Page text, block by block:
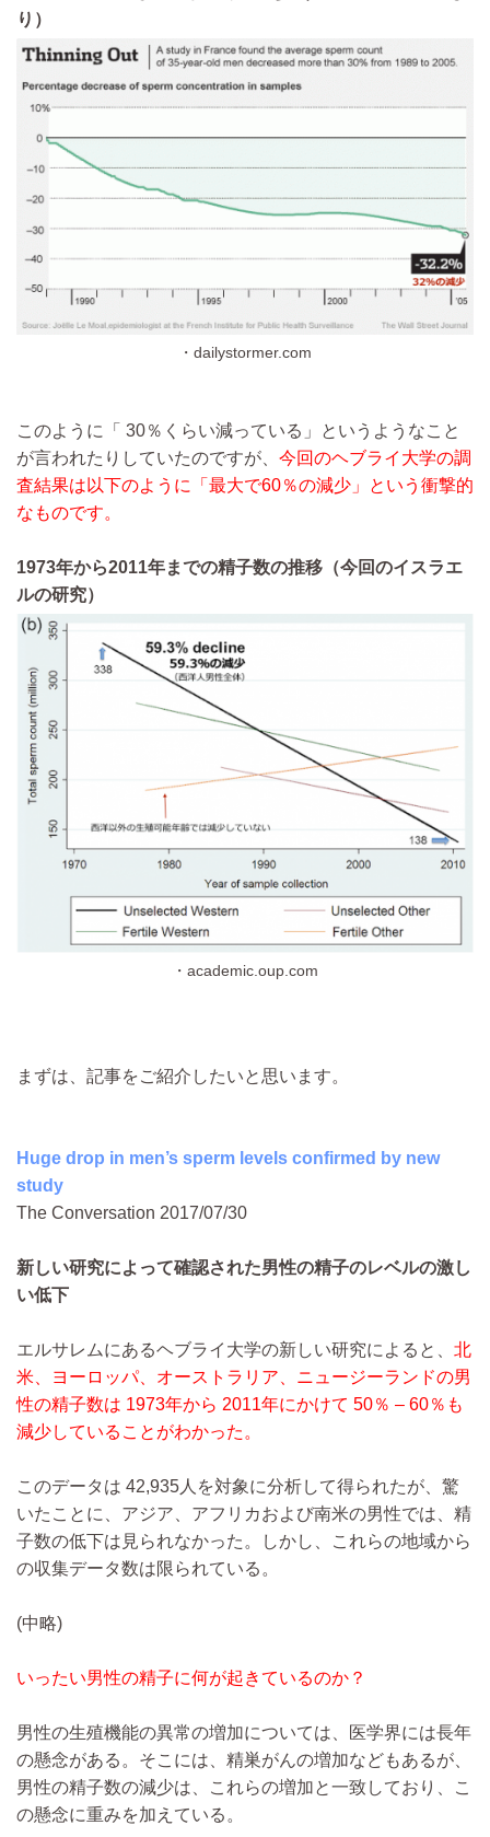
り）
・dailystormer.com
このように「 30％くらい減っている」というようなこと
が言われたりしていたのですが、 今回のヘブライ大学の調
査結果は以下のように「最大で60％の減少」という衝撃的
なものです。
1973年から2011年までの精子数の推移（今回のイスラエ
ルの研究）
・academic.oup.com
まずは、記事をご紹介したいと思います。
Huge drop in men’s sperm levels confirmed by new
study
The Conversation 2017/07/30
新しい研究によって確認された男性の精子のレベルの激し
い低下
エルサレムにあるヘブライ大学の新しい研究によると、 北
米、ヨーロッパ、オーストラリア、ニュージーランドの男
性の精子数は 1973年から 2011年にかけて 50％ – 60％も
減少していることがわかった。
このデータは 42,935人を対象に分析して得られたが、驚
いたことに、アジア、アフリカおよび南米の男性では、精
子数の低下は見られなかった。しかし、これらの地域から
の収集データ数は限られている。
(中略)
いったい男性の精子に何が起きているのか？
男性の生殖機能の異常の増加については、医学界には長年
の懸念がある。そこには、精巣がんの増加などもあるが、
男性の精子数の減少は、これらの増加と一致しており、こ
の懸念に重みを加えている。